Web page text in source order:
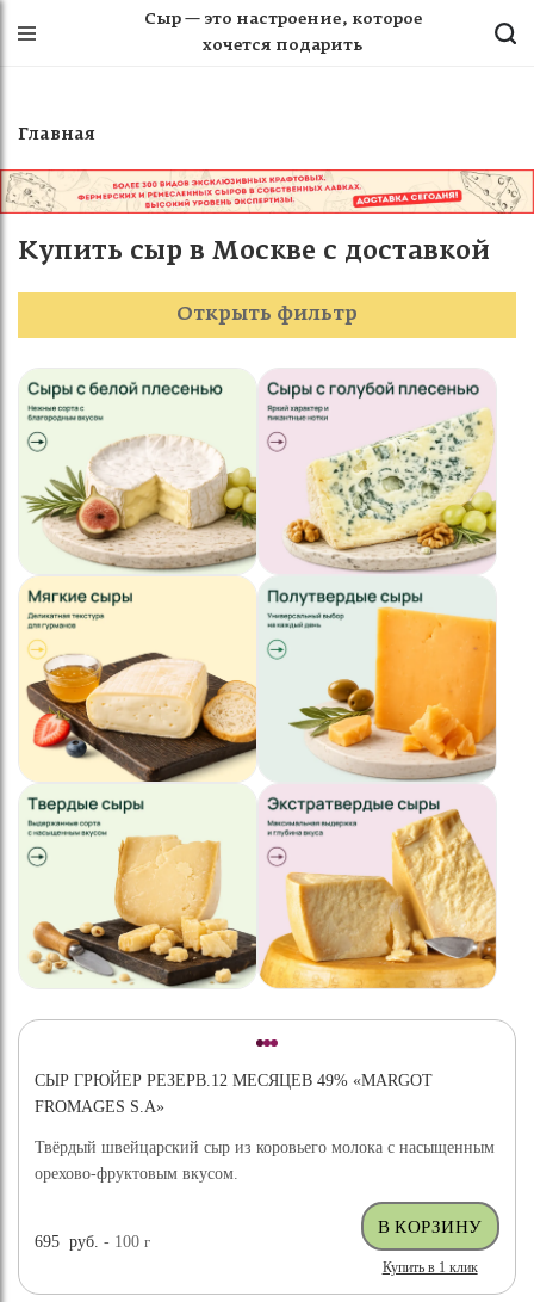
Сыр — это настроение, которое
хочется подарить
Главная
Купить сыр в Москве с доставкой
Открыть фильтр
СЫР ГРЮЙЕР РЕЗЕРВ.12 МЕСЯЦЕВ 49% «MARGOT
FROMAGES S.A»
Твёрдый швейцарский сыр из коровьего молока с насыщенным
орехово-фруктовым вкусом.
695 руб. - 100г
Купить в 1 клик